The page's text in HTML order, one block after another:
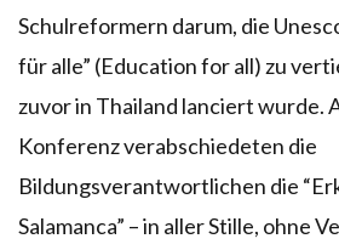
Schulreformern darum, die
für alle” (Education for all) zu
zuvor in Thailand lanciert wurde.
Konferenz verabschiedeten die
Bildungsverantwortlichen die
Salamanca” – in aller Stille, ohne